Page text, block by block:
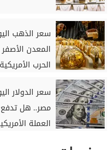
سعر الذهب
المعدن
الحرب
مصر.. هل تدفع
العملة